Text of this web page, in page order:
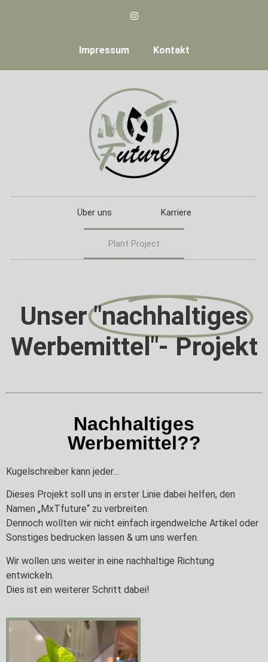
Impressum Kontakt
Über uns Karriere
Plant Project
Unser "nachhaltiges
Werbemittel"- Projekt
Nachhaltiges
Werbemittel??
Kugelschreiber kann jeder…
Dieses Projekt soll uns in erster Linie dabei helfen, den
Namen „MxTfuture“ zu verbreiten.
Dennoch wollten wir nicht einfach irgendwelche Artikel oder
Sonstiges bedrucken lassen & um uns werfen.
Wir wollen uns weiter in eine nachhaltige Richtung
entwickeln.
Dies ist ein weiterer Schritt dabei!